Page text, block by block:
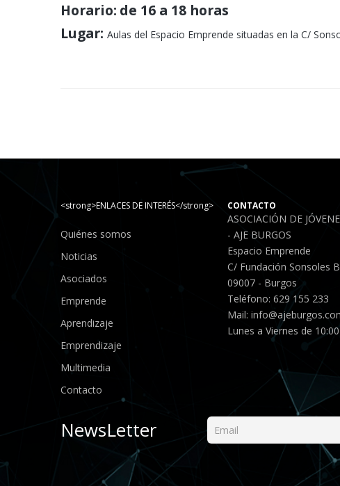
Horario: de 16 a 18 horas
Lugar: Aulas del Espacio Emprende situadas en la C/
<strong>ENLACES DE INTERÉS</strong>
Quiénes somos
Noticias
Asociados
Emprende
Aprendizaje
Emprendizaje
Multimedia
Contacto
CONTACTO
ASOCIACIÓN DE
- AJE BURGOS
Espacio Emprende
C/ Fundación Sonsoles
09007 - Burgos
Teléfono: 629 155 233
Mail:
Lunes a Viernes de
NewsLetter